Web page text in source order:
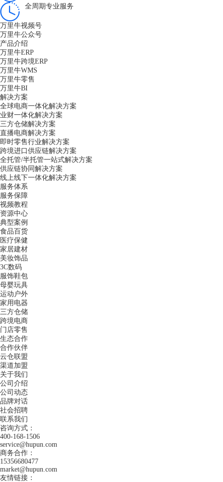
全周期专业服务
万里牛视频号
万里牛公众号
产品介绍
万里牛ERP
万里牛跨境ERP
万里牛WMS
万里牛零售
万里牛BI
解决方案
全球电商一体化解决方案
业财一体化解决方案
三方仓储解决方案
直播电商解决方案
即时零售行业解决方案
跨境进口供应链解决方案
全托管/半托管一站式解决方案
供应链协同解决方案
线上线下一体化解决方案
服务体系
服务保障
视频教程
资源中心
典型案例
食品百货
医疗保健
家居建材
美妆饰品
3C数码
服饰鞋包
母婴玩具
运动户外
家用电器
三方仓储
跨境电商
门店零售
生态合作
合作伙伴
云仓联盟
渠道加盟
关于我们
公司介绍
公司动态
品牌对话
社会招聘
联系我们
咨询方式：
400-168-1506
service@hupun.com
商务合作：
15356680477
market@hupun.com
友情链接：